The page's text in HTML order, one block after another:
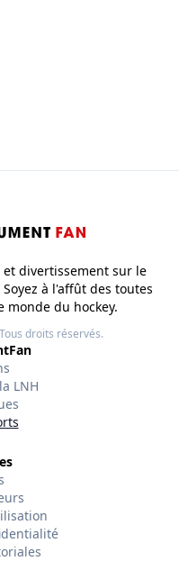
divertissement sur le
à l'affût des toutes
monde du hockey.
droits réservés.
LNH